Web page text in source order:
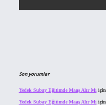
Son yorumlar
Yedek Subay Eğitimde Maaş Alır Mı için
Yedek Subay Eğitimde Maaş Alır Mı için